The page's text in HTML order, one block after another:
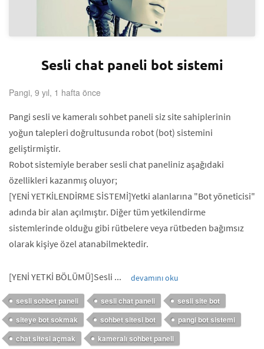
Sesli chat paneli bot sistemi
Pangi, 9 yıl, 1 hafta önce
Pangi sesli ve kameralı sohbet paneli siz site sahiplerinin
yoğun talepleri doğrultusunda robot (bot) sistemini
geliştirmiştir.
Robot sistemiyle beraber sesli chat paneliniz aşağıdaki
özellikleri kazanmış oluyor;
[YENİ YETKİLENDİRME SİSTEMİ]Yetki alanlarına "Bot yöneticisi"
adında bir alan açılmıştır. Diğer tüm yetkilendirme
sistemlerinde olduğu gibi rütbelere veya rütbeden bağımsız
olarak kişiye özel atanabilmektedir.
[YENİ YETKİ BÖLÜMÜ]Sesli ... devamını oku
sesli sohbet paneli sesli chat paneli
sesli site bot
siteye bot sokmak
sohbet sitesi bot
pangi bot sistemi
chat sitesi açmak
kameralı sohbet paneli